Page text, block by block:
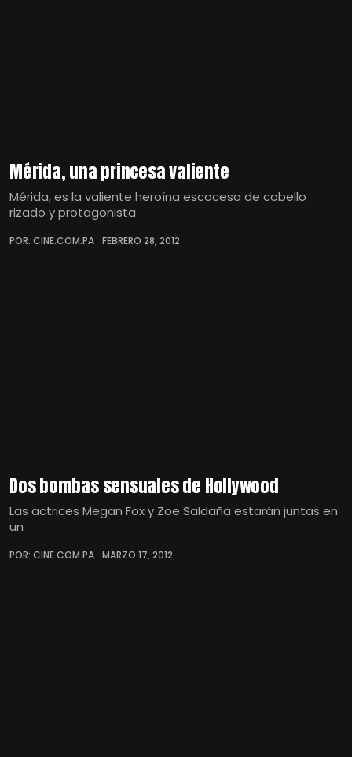
Mérida, una princesa valiente
Mérida, es la valiente heroína escocesa de cabello
rizado y protagonista
POR: CINE.COM.PA FEBRERO 28, 2012
Dos bombas sensuales de Hollywood
Las actrices Megan Fox y Zoe Saldaña estarán juntas en
un
POR: CINE.COM.PA MARZO 17, 2012